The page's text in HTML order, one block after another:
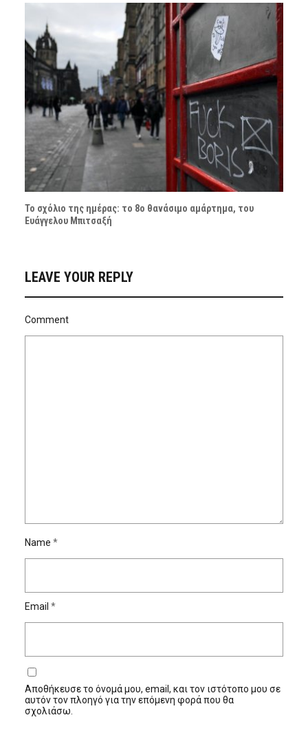
Το σχόλιο της ημέρας: το 8ο θανάσιμο αμάρτημα, του
Ευάγγελου Μπιτσαξή
LEAVE YOUR REPLY
Comment
Name *
Email *
Αποθήκευσε το όνομά μου, email, και τον ιστότοπο μου σε
αυτόν τον πλοηγό για την επόμενη φορά που θα
σχολιάσω.